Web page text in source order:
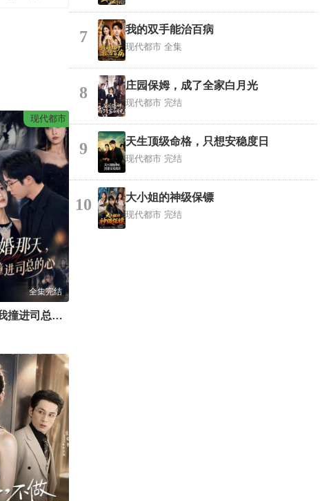
现代都市
全集完结
逃婚那天，我撞进司总的心
7 我的双手能治百病
现代都市 全集
8 庄园保姆，成了全家白月光
现代都市 完结
9 天生顶级命格，只想安稳度日
现代都市 完结
10 大小姐的神级保镖
现代都市 完结